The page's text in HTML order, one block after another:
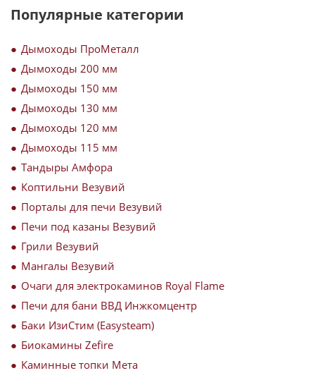
Популярные категории
Дымоходы ПроМеталл
Дымоходы 200 мм
Дымоходы 150 мм
Дымоходы 130 мм
Дымоходы 120 мм
Дымоходы 115 мм
Тандыры Амфора
Коптильни Везувий
Порталы для печи Везувий
Печи под казаны Везувий
Грили Везувий
Мангалы Везувий
Очаги для электрокаминов Royal Flame
Печи для бани ВВД Инжкомцентр
Баки ИзиСтим (Easysteam)
Биокамины Zefire
Каминные топки Мета